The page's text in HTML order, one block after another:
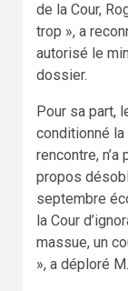
de la Cour,
trop », a
autorisé le
dossier.
Pour sa part,
conditionné
rencontre,
propos
septembre
la Cour
massue, un
», a déploré